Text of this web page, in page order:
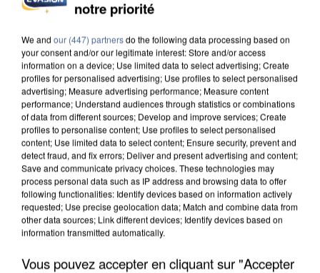
UN SECOND CADRE DE LA DZ MAFIA
notre priorité
We and our (447) partnersdo the following data processing based on
your consent and/or our legitimate interest: Store and/or access
information on a device; Use limited data to select advertising; Create
profiles for personalised advertising; Use profiles to select personalised
advertising; Measure advertising performance; Measure content
performance; Understand audiences through statistics or combinations
of data from different sources; Develop and improve services; Create
profiles to personalise content; Use profiles to select personalised
content; Use limited data to select content; Ensure security, prevent and
detect fraud, and fix errors; Deliver and present advertising and content;
Save and communicate privacy choices. These technologies may
process personal data such as IP address and browsing data to offer
following functionalities: Identify devices based on information actively
requested; Use precise geolocation data; Match and combine data from
other data sources; Link different devices; Identify devices based on
information transmitted automatically.
Vous pouvez accepter en cliquant sur "Accepter